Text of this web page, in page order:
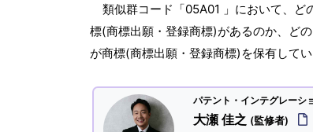
類似群コード「05A01 」において、
標(商標出願・登録商標)があるのか、ど
が商標(商標出願・登録商標)を保有して
パテント・インテグレーシ
大瀬 佳之 (監修者)